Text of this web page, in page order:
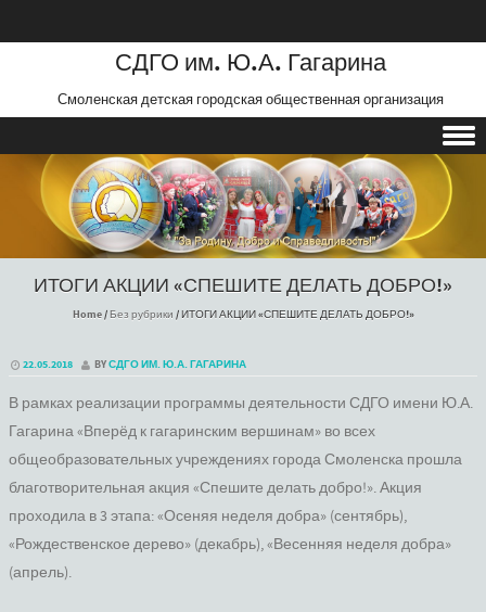
СДГО им. Ю.А. Гагарина
Смоленская детская городская общественная организация
Skip to content
ИТОГИ АКЦИИ «СПЕШИТЕ ДЕЛАТЬ ДОБРО!»
Home/Без рубрики /ИТОГИ АКЦИИ «СПЕШИТЕ ДЕЛАТЬ ДОБРО!»
22.05.2018 BYСДГО ИМ. Ю.А. ГАГАРИНА
В рамках реализации программы деятельности СДГО имени Ю.А.
Гагарина «Вперёд к гагаринским вершинам» во всех
общеобразовательных учреждениях города Смоленска прошла
благотворительная акция «Спешите делать добро!». Акция
проходила в 3 этапа: «Осеняя неделя добра» (сентябрь),
«Рождественское дерево» (декабрь), «Весенняя неделя добра»
(апрель).